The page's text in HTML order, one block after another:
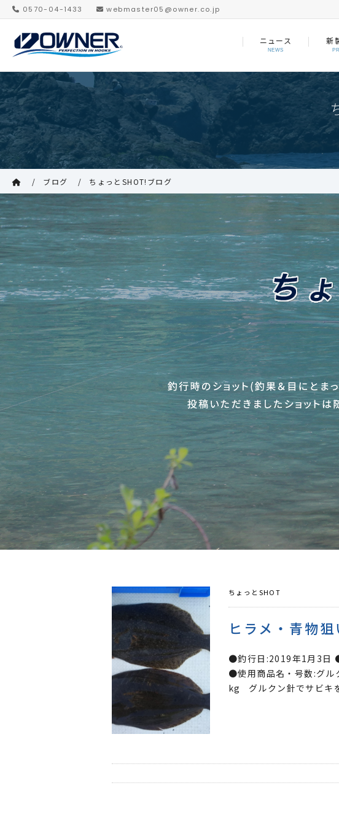
0570-04-1433 webmaster05@owner.co.jp
ニュース
NEWS
新
ブログ ちょっとSHOT!ブログ
ちょっとSHOT
ヒラメ・青物狙
●釣行日:2019年1月3日
●使用商品名・号数:グ
kg グルクン針でサビキ